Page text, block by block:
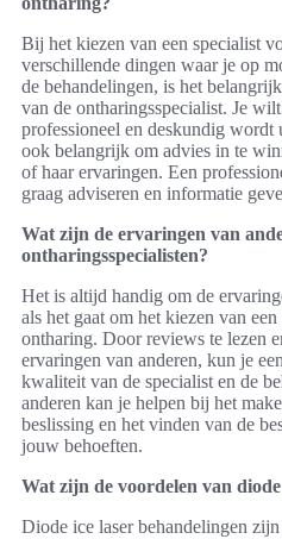
Bij het kiezen van een specialist
verschillende dingen waar je op
de behandelingen, is het
van de ontharingsspecialist. Je
professioneel en deskundig wordt
ook belangrijk om advies in te
of haar ervaringen. Een
graag adviseren en informatie
Wat zijn de ervaringen van
ontharingsspecialisten?
Het is altijd handig om de
als het gaat om het kiezen van
ontharing. Door reviews te lezen
ervaringen van anderen, kun je
kwaliteit van de specialist en de
anderen kan je helpen bij het
beslissing en het vinden van de
jouw behoeften.
Wat zijn de voordelen van
Diode ice laser behandelingen